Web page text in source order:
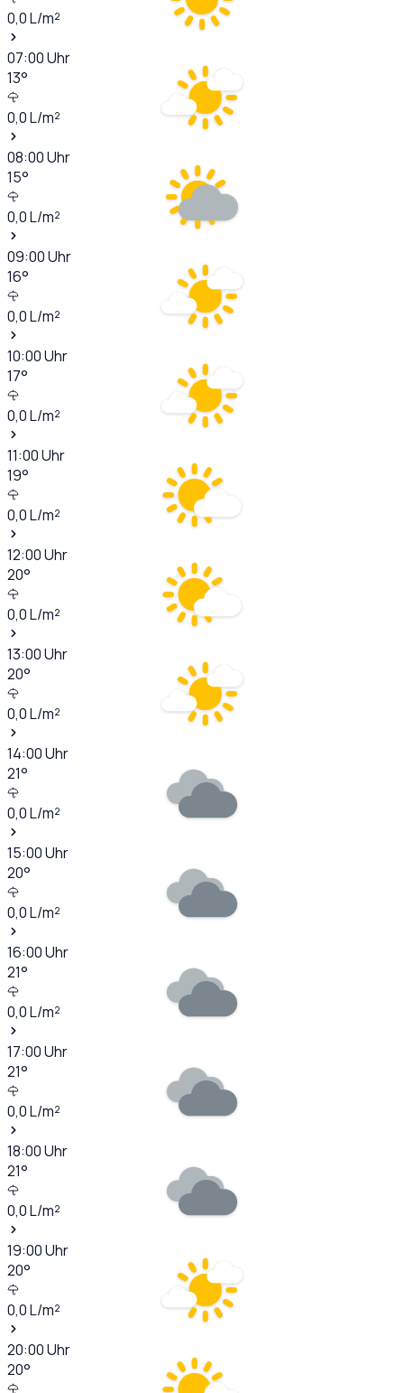
0,0L/m²
07:00Uhr
13°
0,0L/m²
08:00Uhr
15°
0,0L/m²
09:00Uhr
16°
0,0L/m²
10:00Uhr
17°
0,0L/m²
11:00Uhr
19°
0,0L/m²
12:00Uhr
20°
0,0L/m²
13:00Uhr
20°
0,0L/m²
14:00Uhr
21°
0,0L/m²
15:00Uhr
20°
0,0L/m²
16:00Uhr
21°
0,0L/m²
17:00Uhr
21°
0,0L/m²
18:00Uhr
21°
0,0L/m²
19:00Uhr
20°
0,0L/m²
20:00Uhr
20°